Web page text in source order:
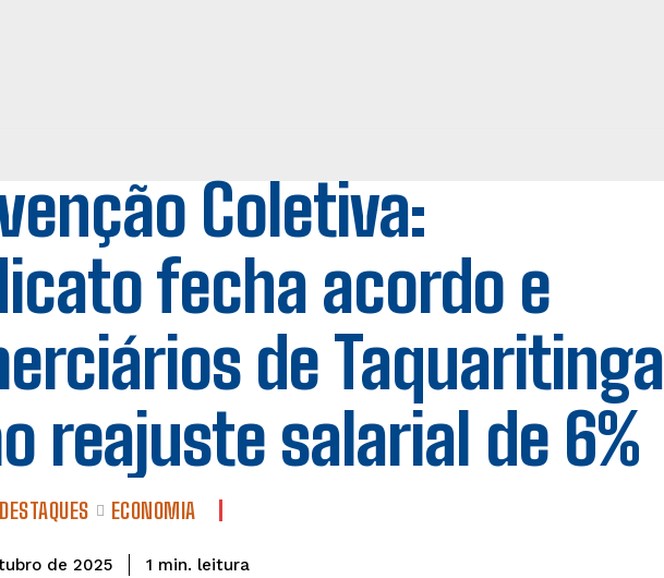
Coletiva:
fecha acordo e
de Taquaritinga
reajuste salarial de 6%
DESTAQUES ECONOMIA
de 2025 1 min. leitura